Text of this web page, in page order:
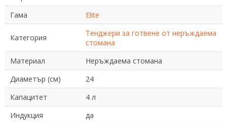
Гама
Elite
Категория
Тенджери за готвене от неръждаема
стомана
Материал
Неръждаема стомана
Диаметър (см)
24
Капацитет
4 л
Индукция
да